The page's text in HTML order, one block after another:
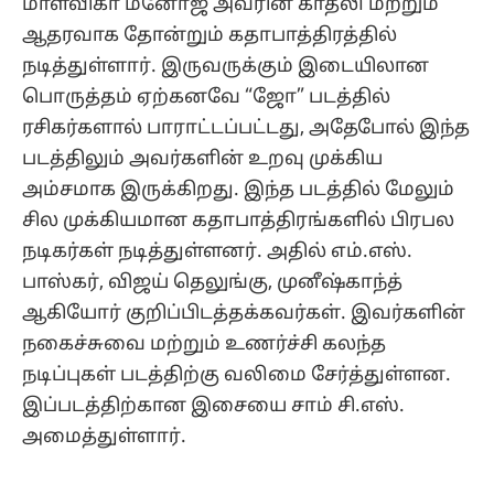
மாளவிகா மனோஜ் அவரின் காதலி மற்றும்
ஆதரவாக தோன்றும் கதாபாத்திரத்தில்
நடித்துள்ளார். இருவருக்கும் இடையிலான
பொருத்தம் ஏற்கனவே “ஜோ” படத்தில்
ரசிகர்களால் பாராட்டப்பட்டது, அதேபோல் இந்த
படத்திலும் அவர்களின் உறவு முக்கிய
அம்சமாக இருக்கிறது. இந்த படத்தில் மேலும்
சில முக்கியமான கதாபாத்திரங்களில் பிரபல
நடிகர்கள் நடித்துள்ளனர். அதில் எம்.எஸ்.
பாஸ்கர், விஜய் தெலுங்கு, முனீஷ்காந்த்
ஆகியோர் குறிப்பிடத்தக்கவர்கள். இவர்களின்
நகைச்சுவை மற்றும் உணர்ச்சி கலந்த
நடிப்புகள் படத்திற்கு வலிமை சேர்த்துள்ளன.
இப்படத்திற்கான இசையை சாம் சி.எஸ்.
அமைத்துள்ளார்.